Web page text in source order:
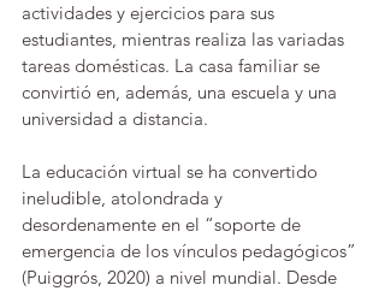
actividades y ejercicios para sus
estudiantes, mientras realiza las variadas
tareas domésticas. La casa familiar se
convirtió en, además, una escuela y una
universidad a distancia.
La educación virtual se ha convertido
ineludible, atolondrada y
desordenamente en el “soporte de
emergencia de los vínculos pedagógicos”
(Puiggrós, 2020) a nivel mundial. Desde